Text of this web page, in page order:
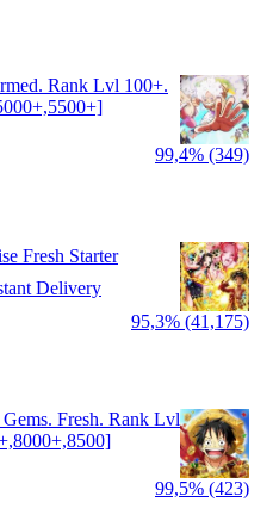
Rank Lvl 100+.
99,4% (349)
Fresh Starter
Delivery
95,3% (41,175)
Fresh. Rank Lvl
99,5% (423)